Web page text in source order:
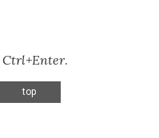
Ctrl+Enter.
top